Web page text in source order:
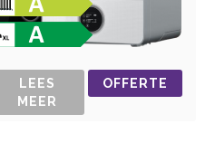
LEES
MEER
OFFERTE